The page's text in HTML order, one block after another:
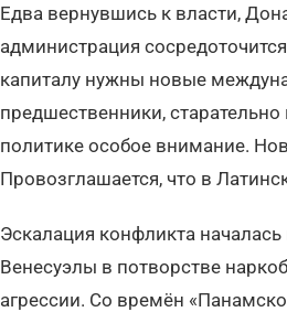
Едва вернувшись к власти,
администрация
капиталу нужны новые
предшественники,
политике особое внимание.
Провозглашается, что в
Эскалация конфликта
Венесуэлы в потворстве
агрессии. Со времён